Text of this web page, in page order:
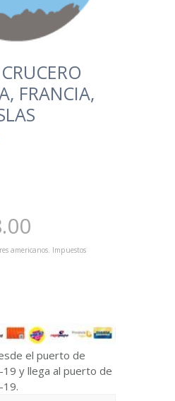
FRANCIA,
americanos. Impuestos
el puerto de
y llega al puerto de